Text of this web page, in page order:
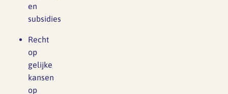
en
subsidies
Recht
op
gelijke
kansen
op